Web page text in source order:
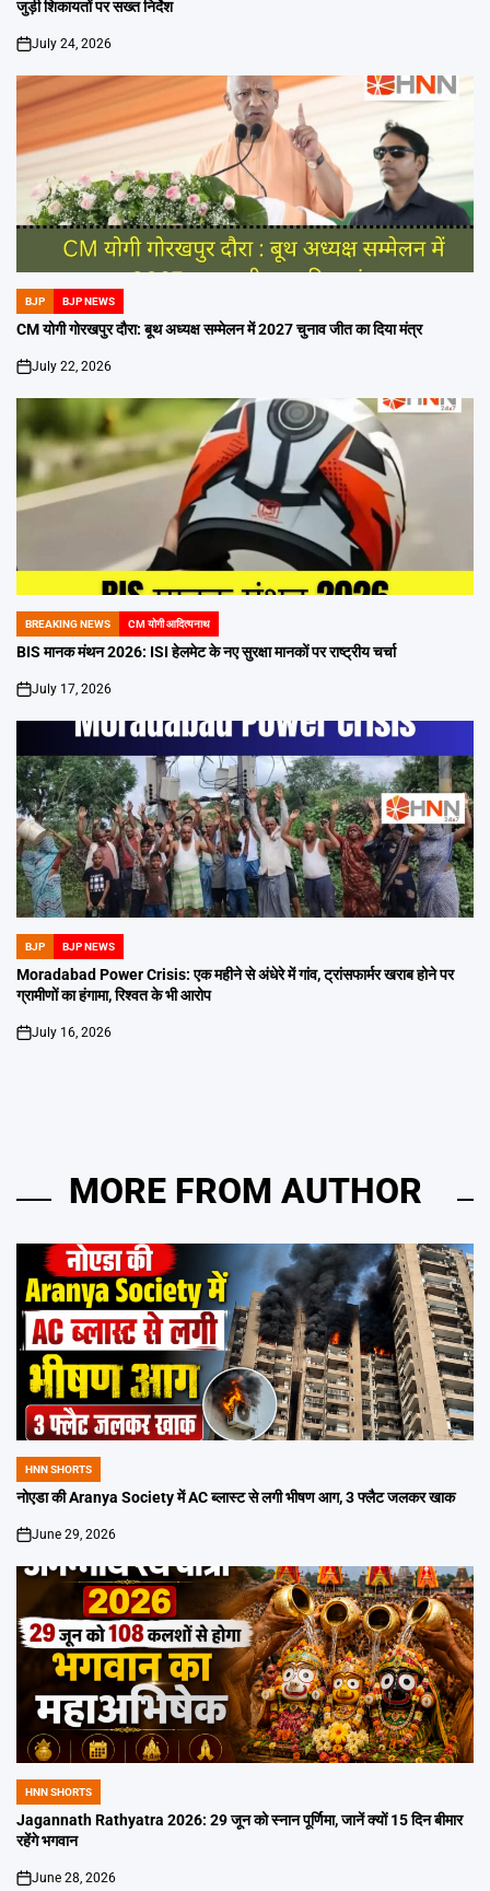
जुड़ी शिकायतों पर सख्त निर्देश
on
July 24, 2026
POSTED
IN
BJP BJP NEWS
CM योगी गोरखपुर दौरा: बूथ अध्यक्ष सम्मेलन में 2027 चुनाव जीत का दिया मंत्र
on
July 22, 2026
POSTED
IN
BREAKING NEWS CM योगी आदित्यनाथ
BIS मानक मंथन 2026: ISI हेलमेट के नए सुरक्षा मानकों पर राष्ट्रीय चर्चा
on
July 17, 2026
POSTED
IN
BJP BJP NEWS
Moradabad Power Crisis: एक महीने से अंधेरे में गांव, ट्रांसफार्मर खराब होने पर
ग्रामीणों का हंगामा, रिश्वत के भी आरोप
on
July 16, 2026
MORE FROM AUTHOR
POSTED
IN
HNN SHORTS
नोएडा की Aranya Society में AC ब्लास्ट से लगी भीषण आग, 3 फ्लैट जलकर खाक
on
June 29, 2026
POSTED
IN
HNN SHORTS
Jagannath Rathyatra 2026: 29 जून को स्नान पूर्णिमा, जानें क्यों 15 दिन बीमार
रहेंगे भगवान
on
June 28, 2026